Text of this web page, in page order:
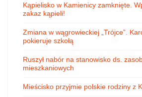
Kąpielisko w Kamienicy zamknięte.
zakaz kąpieli!
Zmiana w wągrowieckiej „Trójce”.
pokieruje szkołą
Ruszył nabór na stanowisko ds.
mieszkaniowych
Mieścisko przyjmie polskie rodziny z